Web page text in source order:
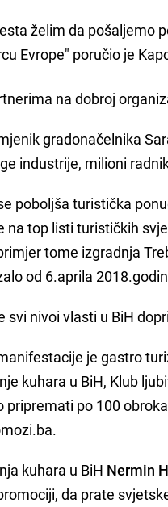
želim da pošaljemo
Evrope" poručio je
na dobroj
gradonačelnika
industrije, milioni
poboljša turistička
na top listi turističkih
tome izgradnja
od 6.aprila
svi nivoi vlasti u BiH
je gastro
kuhara u BiH, Klub
pripremati po 100
kuhara u BiH Nermin
da prate